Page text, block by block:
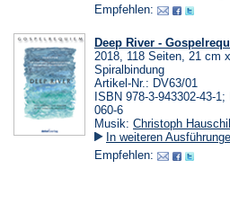
Empfehlen:
Deep River -
2018, 118 Seiten, 21 cm
Spiralbindung
Artikel-Nr.: DV63/01
ISBN 978-3-943302-43-
060-6
Musik: Christoph
In weiteren
Empfehlen: